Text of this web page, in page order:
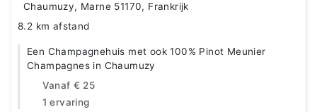
Chaumuzy, Marne 51170, Frankrijk
8.2 km afstand
Een Champagnehuis met ook 100% Pinot Meunier
Champagnes in Chaumuzy
Vanaf € 25
1 ervaring